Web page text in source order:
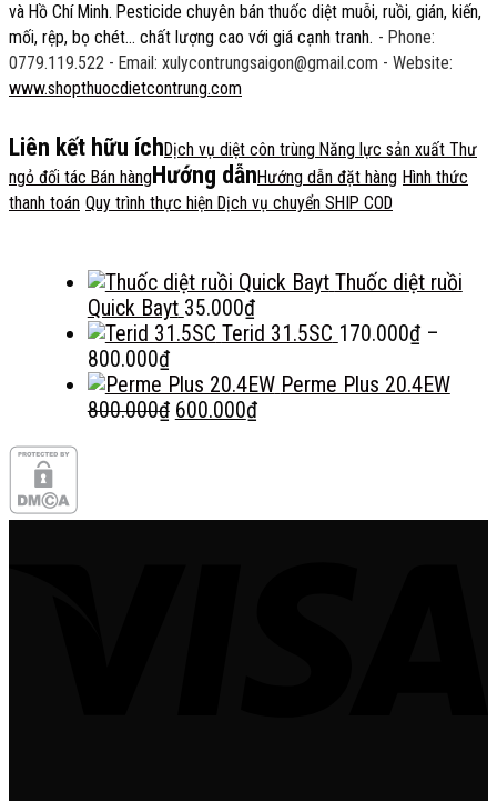
và Hồ Chí Minh. Pesticide chuyên bán thuốc diệt muỗi, ruồi, gián, kiến,
mối, rệp, bọ chét... chất lượng cao với giá cạnh tranh. - Phone:
0779.119.522 - Email: xulycontrungsaigon@gmail.com - Website:
www.shopthuocdietcontrung.com
Liên kết hữu íchDịch vụ diệt côn trùng Năng lực sản xuất Thư
ngỏ đối tác Bán hàng Hướng dẫnHướng dẫn đặt hàng Hình thức
thanh toán Quy trình thực hiện Dịch vụ chuyển SHIP COD
Thuốc diệt ruồi
Quick Bayt 35.000₫
Terid 31.5SC 170.000₫ –
800.000₫Khoảng
giá:
từ
Perme Plus 20.4EW
800.000₫ Giá
600.000₫Giá